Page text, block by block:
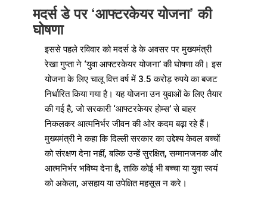
मदर्स डे पर ‘आफ्टरकेयर योजना’ की
घोषणा
इससे पहले रविवार को मदर्स डे के अवसर पर मुख्यमंत्री
रेखा गुप्ता ने ‘युवा आफ्टरकेयर योजना’ की घोषणा की। इस
योजना के लिए चालू वित्त वर्ष में 3.5 करोड़ रुपये का बजट
निर्धारित किया गया है। यह योजना उन युवाओं के लिए तैयार
की गई है, जो सरकारी ‘आफ्टरकेयर होम्स’ से बाहर
निकलकर आत्मनिर्भर जीवन की ओर कदम बढ़ा रहे हैं।
मुख्यमंत्री ने कहा कि दिल्ली सरकार का उद्देश्य केवल बच्चों
को संरक्षण देना नहीं, बल्कि उन्हें सुरक्षित, सम्मानजनक और
आत्मनिर्भर भविष्य देना है, ताकि कोई भी बच्चा या युवा स्वयं
को अकेला, असहाय या उपेक्षित महसूस न करे।